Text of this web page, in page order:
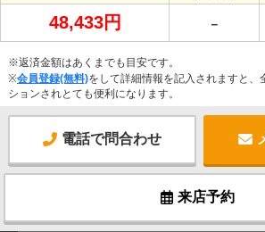
48,433円 －
※返済金額はあくまでも目安です。
※会員登録(無料)をして詳細情報を記入されますと、
ションされとても便利になります。
電話で問合わせ
来店予約